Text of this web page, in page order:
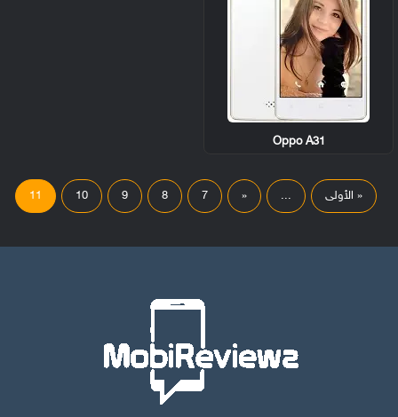
Oppo A31
« الأولى ...
«
7
8
9
10
11